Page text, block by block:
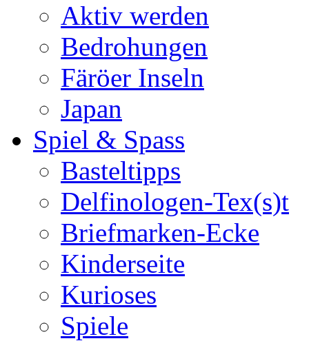
Aktiv werden
Bedrohungen
Färöer Inseln
Japan
Spiel & Spass
Basteltipps
Delfinologen-Tex(s)t
Briefmarken-Ecke
Kinderseite
Kurioses
Spiele